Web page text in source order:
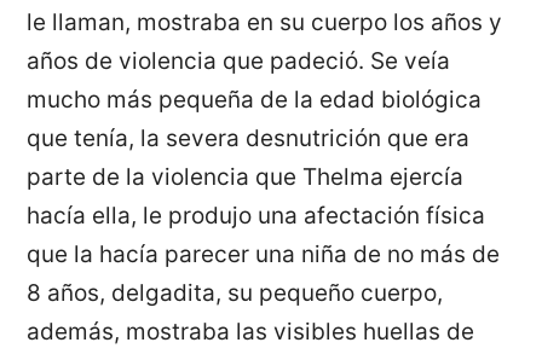
le llaman, mostraba en su cuerpo los años y
años de violencia que padeció. Se veía
mucho más pequeña de la edad biológica
que tenía, la severa desnutrición que era
parte de la violencia que Thelma ejercía
hacía ella, le produjo una afectación física
que la hacía parecer una niña de no más de
8 años, delgadita, su pequeño cuerpo,
además, mostraba las visibles huellas de